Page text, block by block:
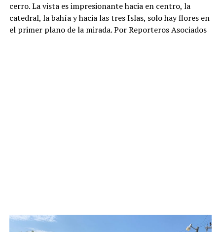
cerro. La vista es impresionante hacia en centro, la
catedral, la bahía y hacia las tres Islas, solo hay flores en
el primer plano de la mirada. Por Reporteros Asociados